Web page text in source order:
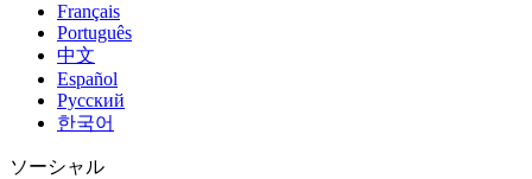
Français
Português
中文
Español
Русский
한국어
ソーシャル